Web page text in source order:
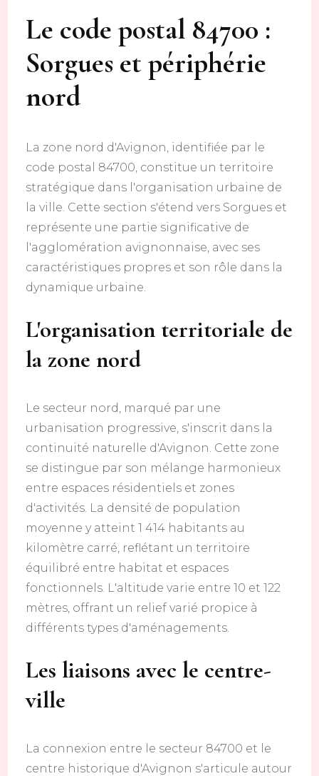
Le code postal 84700 :
Sorgues et périphérie
nord
La zone nord d'Avignon, identifiée par le
code postal 84700, constitue un territoire
stratégique dans l'organisation urbaine de
la ville. Cette section s'étend vers Sorgues et
représente une partie significative de
l'agglomération avignonnaise, avec ses
caractéristiques propres et son rôle dans la
dynamique urbaine.
L'organisation territoriale de
la zone nord
Le secteur nord, marqué par une
urbanisation progressive, s'inscrit dans la
continuité naturelle d'Avignon. Cette zone
se distingue par son mélange harmonieux
entre espaces résidentiels et zones
d'activités. La densité de population
moyenne y atteint 1 414 habitants au
kilomètre carré, reflétant un territoire
équilibré entre habitat et espaces
fonctionnels. L'altitude varie entre 10 et 122
mètres, offrant un relief varié propice à
différents types d'aménagements.
Les liaisons avec le centre-
ville
La connexion entre le secteur 84700 et le
centre historique d'Avignon s'articule autour